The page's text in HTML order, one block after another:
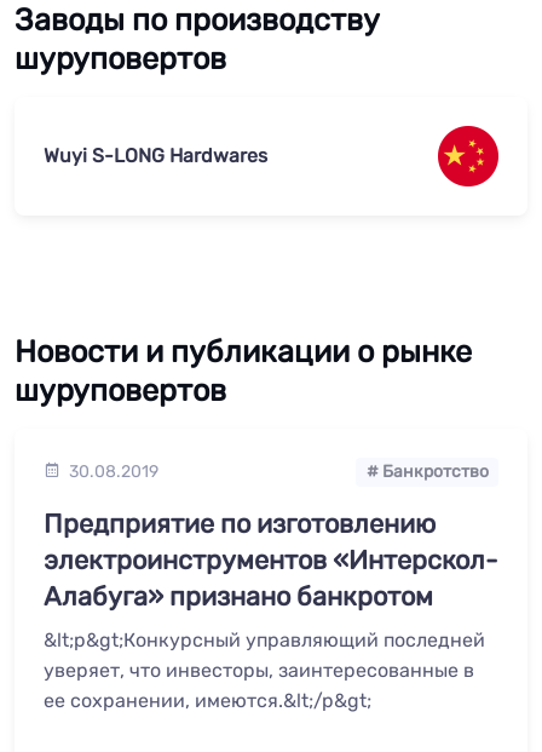
Заводы по производству
шуруповертов
Wuyi S-LONG Hardwares
Новости и публикации о рынке
шуруповертов
30.08.2019 # Банкротство
Предприятие по изготовлению
электроинструментов «Интерскол-
Алабуга» признано банкротом
&lt;p&gt;Конкурсный управляющий последней
уверяет, что инвесторы, заинтересованные в
ее сохранении, имеются.&lt;/p&gt;